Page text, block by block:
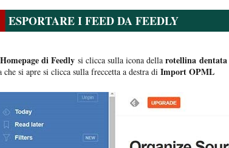
ESPORTARE I FEED DA FEEDLY
Homepage di Feedly si clicca sulla icona dellarotellina dentata
che si apre si clicca sulla freccetta a destra di Import OPML